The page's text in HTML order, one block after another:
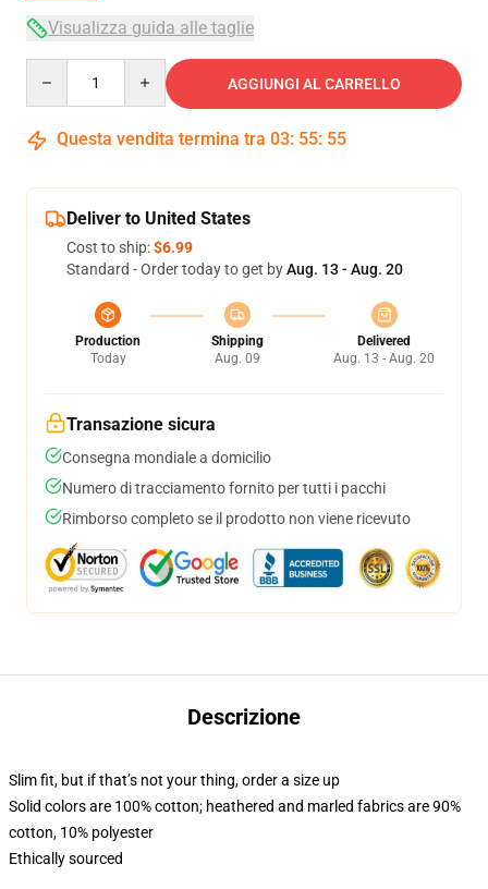
Visualizza guida alle taglie
AGGIUNGI AL CARRELLO
Questa vendita termina tra 03: 55: 54
Deliver to United States
Cost to ship:$6.99
Standard - Order today to get byAug. 13 - Aug. 20
Production
Today
Shipping
Aug. 09
Delivered
Aug. 13 - Aug. 20
Transazione sicura
Consegna mondiale a domicilio
Numero di tracciamento fornito per tutti i pacchi
Rimborso completo se il prodotto non viene ricevuto
Descrizione
Slim fit, but if that’s not your thing, order a size up
Solid colors are 100% cotton; heathered and marled fabrics are 90%
cotton, 10% polyester
Ethically sourced